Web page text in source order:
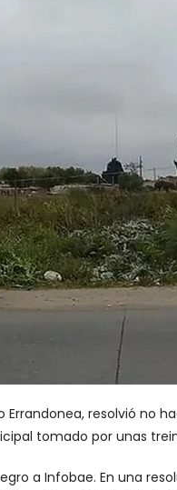
Errandonea, resolvió no
tomado por unas
a Infobae. En una